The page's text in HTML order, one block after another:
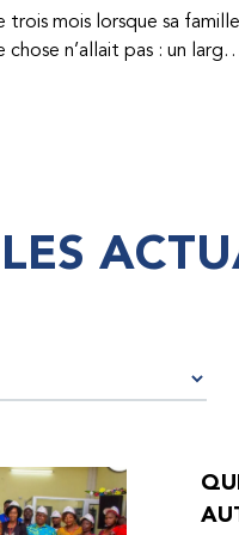
trois mois lorsque sa famille
n’allait pas : un large
son corps. À l’époque,
à se procurer. Afin que son
était hospitalisé, et a
très graves aux
humanitaire de la
qu’il a